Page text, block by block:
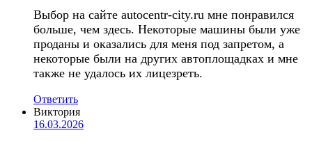
Выбор на сайте autocentr-city.ru мне понравился
больше, чем здесь. Некоторые машины были уже
проданы и оказались для меня под запретом, а
некоторые были на других автоплощадках и мне
также не удалось их лицезреть.
Ответить
Виктория
16.03.2026